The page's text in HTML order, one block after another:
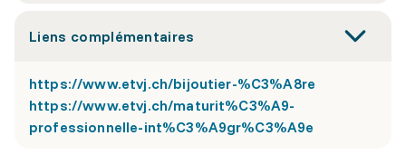
Liens complémentaires
https://www.etvj.ch/bijoutier-%C3%A8re
https://www.etvj.ch/maturit%C3%A9-
professionnelle-int%C3%A9gr%C3%A9e